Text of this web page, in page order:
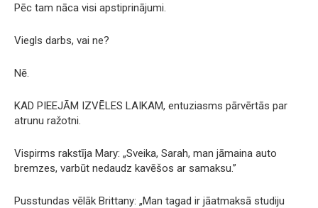
Pēc tam nāca visi apstiprinājumi.
Viegls darbs, vai ne?
Nē.
KAD PIEEJĀM IZVĒLES LAIKAM, entuziasms pārvērtās par
atrunu ražotni.
Vispirms rakstīja Mary: „Sveika, Sarah, man jāmaina auto
bremzes, varbūt nedaudz kavēšos ar samaksu.”
Pusstundas vēlāk Brittany: „Man tagad ir jāatmaksā studiju